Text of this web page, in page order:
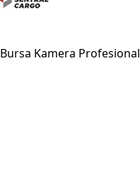
Bursa Kamera Profesional